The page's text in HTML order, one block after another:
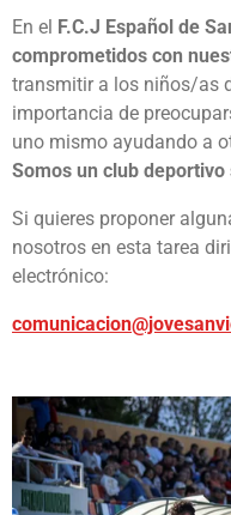
En el F.C.J Español de
comprometidos con
transmitir a los niños/as
importancia de
uno mismo ayudando a
Somos un club
Si quieres proponer
nosotros en esta tarea
electrónico: